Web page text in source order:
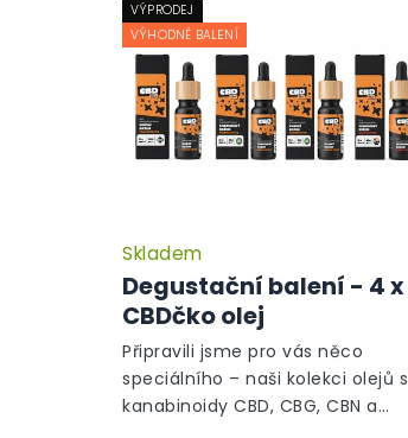
VÝPRODEJ
VÝHODNÉ BALENÍ
Degustační balení - 4 x
CBDčko olej
Skladem
Připravili jsme pro vás něco
speciálního – naši kolekci olejů s
kanabinoidy CBD, CBG, CBN a